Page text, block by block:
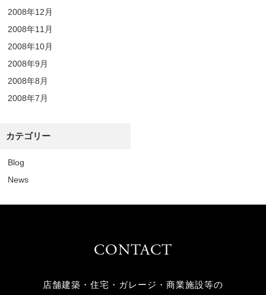
2008年12月
2008年11月
2008年10月
2008年9月
2008年8月
2008年7月
カテゴリー
Blog
News
CONTACT
店舗建築・住宅・ガレージ・商業施設等の